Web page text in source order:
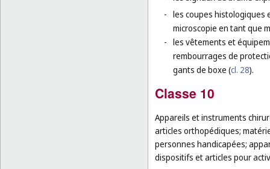
- les coupes histologiques
microscopie en tant que
- les vêtements et
rembourrages de
gants de boxe (cl. 28).
Classe 10
Appareils et instruments
articles orthopédiques;
personnes handicapées;
dispositifs et articles pour